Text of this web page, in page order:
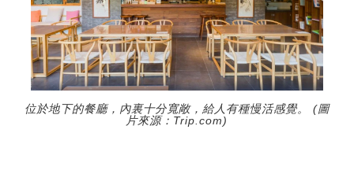
位於地下的餐廳，內裏十分寬敞，給人有種慢活感覺。 (圖
片來源：Trip.com)